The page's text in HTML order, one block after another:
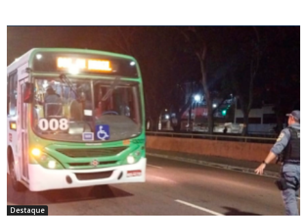
Destaque